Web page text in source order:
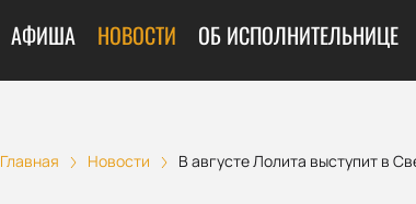
АФИША НОВОСТИ ОБ ИСПОЛНИТЕЛЬНИЦЕ
Главная Новости В августе Лолита выступит в